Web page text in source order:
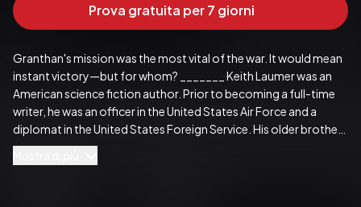
Prova gratuita per 7 giorni
Granthan's mission was the most vital of the war. It would mean
instant victory—but for whom? _______ Keith Laumer was an
American science fiction author. Prior to becoming a full-time
writer, he was an officer in the United States Air Force and a
diplomat in the United States Foreign Service. His older brother
March Laumer was also a writer, known for his adult
reinterpretations of the Land of Oz (also mentioned in Laumer's